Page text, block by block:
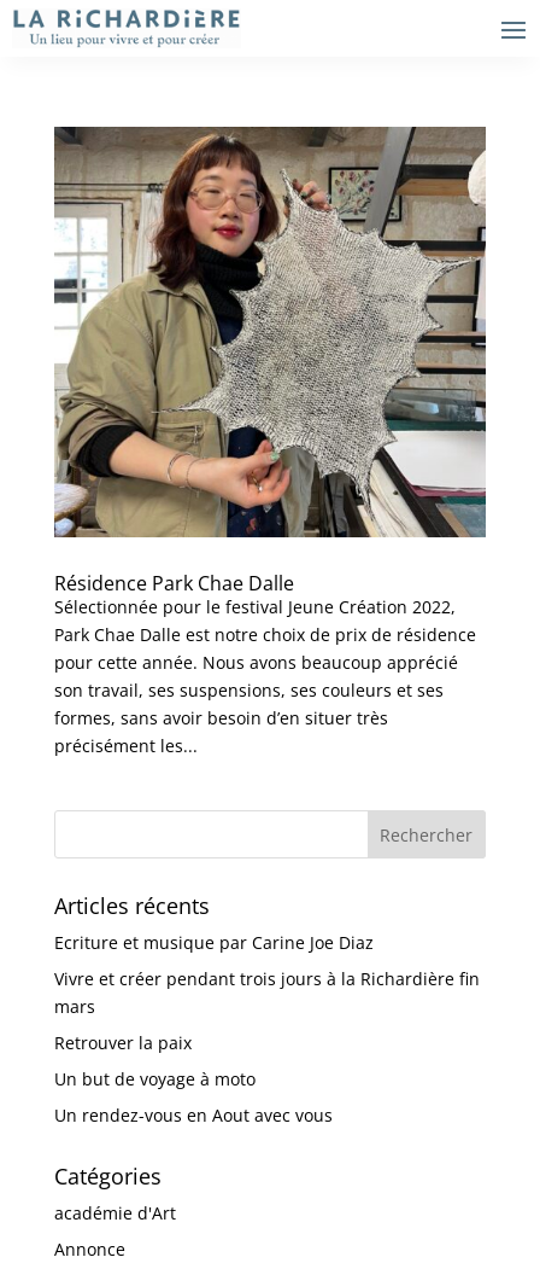
Résidence Park Chae Dalle
Sélectionnée pour le festival Jeune Création 2022,
Park Chae Dalle est notre choix de prix de résidence
pour cette année. Nous avons beaucoup apprécié
son travail, ses suspensions, ses couleurs et ses
formes, sans avoir besoin d’en situer très
précisément les...
Articles récents
Ecriture et musique par Carine Joe Diaz
Vivre et créer pendant trois jours à la Richardière fin
mars
Retrouver la paix
Un but de voyage à moto
Un rendez-vous en Aout avec vous
Catégories
académie d'Art
Annonce